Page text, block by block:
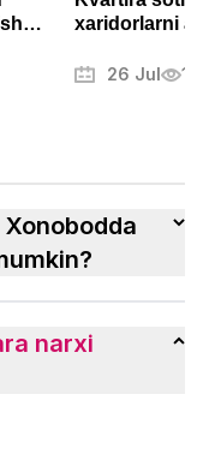
xaridorlarni
26 Jul
narxi